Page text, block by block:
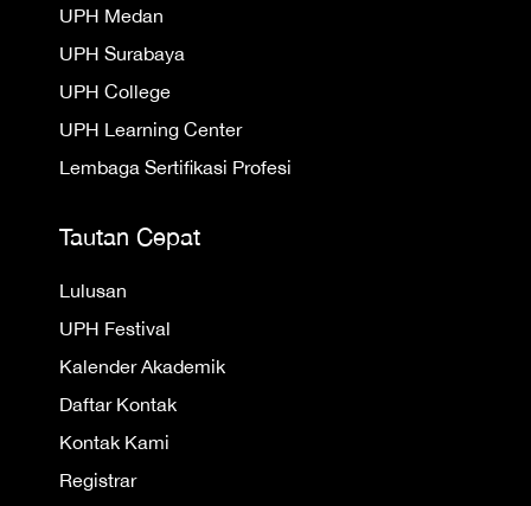
UPH Medan
UPH Surabaya
UPH College
UPH Learning Center
Lembaga Sertifikasi Profesi
Tautan Cepat
Lulusan
UPH Festival
Kalender Akademik
Daftar Kontak
Kontak Kami
Registrar